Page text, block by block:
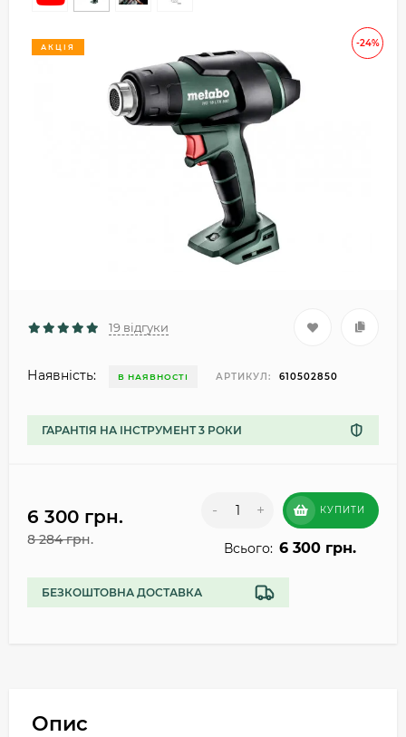
-24%
АКЦІЯ
19 відгуки
Наявність: В НАЯВНОСТІ АРТИКУЛ: 610502850
ГАРАНТІЯ НА ІНСТРУМЕНТ 3 РОКИ
6 300 грн.
8 284 грн.
- + КУПИТИ
Всього: 6 300 грн.
БЕЗКОШТОВНА ДОСТАВКА
Опис